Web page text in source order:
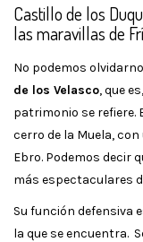
Castillo de los
las maravillas de
No podemos
de los Velasco, que
patrimonio se refiere.
cerro de la Muela,
Ebro. Podemos decir
más espectaculares
Su función defensiva
la que se encuentra.